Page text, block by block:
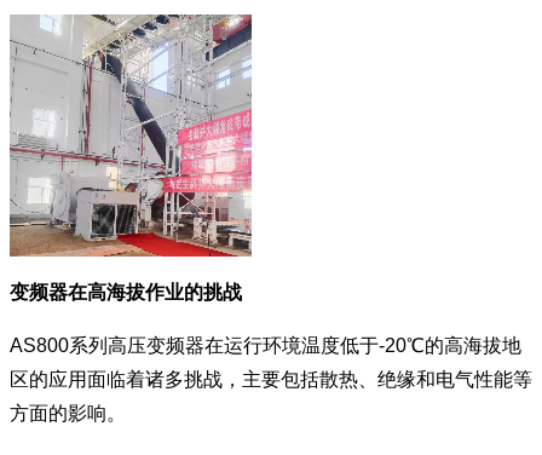
变频器在高海拔作业的挑战
AS800系列高压变频器在运行环境温度低于-20℃的高海拔地
区的应用面临着诸多挑战，主要包括散热、绝缘和电气性能等
方面的影响。